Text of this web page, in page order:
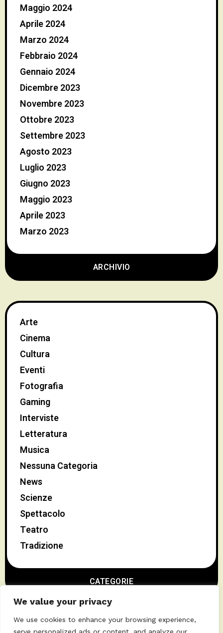
We value your privacy
We use cookies to enhance your browsing experience,
ARCHIVIO
Maggio 2024
Aprile 2024
Marzo 2024
Febbraio 2024
Gennaio 2024
Dicembre 2023
Novembre 2023
Ottobre 2023
Settembre 2023
Agosto 2023
Luglio 2023
Giugno 2023
Maggio 2023
Aprile 2023
Marzo 2023
CATEGORIE
Arte
Cinema
Cultura
Eventi
Fotografia
Gaming
Interviste
Letteratura
Musica
Nessuna Categoria
News
Scienze
Spettacolo
Teatro
Tradizione